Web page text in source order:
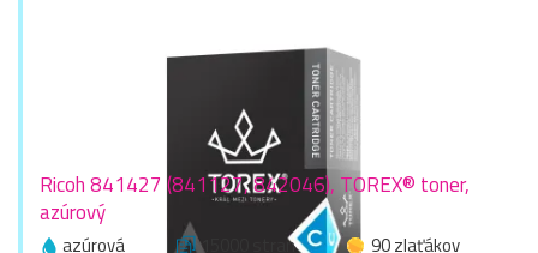
Ricoh 841427 (841127, 842046), TOREX® toner,
azúrový
azúrová 15000 stran
90 zlaťákov